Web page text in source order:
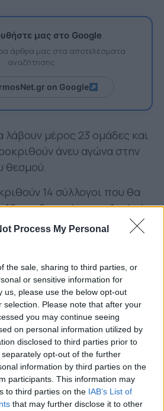
Process My Personal
the sale, sharing to third parties, or
or sensitive information for
us, please use the below opt-out
selection. Please note that after your
you may continue seeing
on personal information utilized by
disclosed to third parties prior to
opt-out of the further
information by third parties on the
participants. This information may
to third parties on the IAB’s List of
that may further disclose it to other
μας στο Google
άρθρα μας στα αποτελέσματα
αναζήτησης
on Google
λάβουν μέρος 23 ομάδες και
άνευ αγώνα στην
θεσμού.
14 σύλλογοι που θα
της Super League 1, αφού
η ΑΕΚ και ο Άρης θα
και μετά.
Ομοσπονδίας
και ώρα 11:30 θα
της Ε.Π.Ο. η κλήρωση
4ης φάσης του Κυπέλλου
είναι προγραμματισμένοι να
Οκτωβρίου. Σημειώνεται ότι
σε live streaming».